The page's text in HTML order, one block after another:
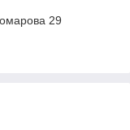
29